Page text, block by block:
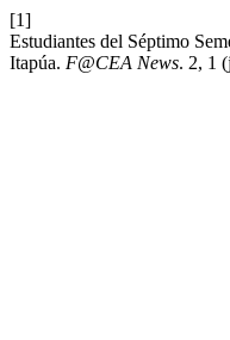
[1]
Estudiantes del Séptimo
Itapúa. F@CEA News. 2, 1